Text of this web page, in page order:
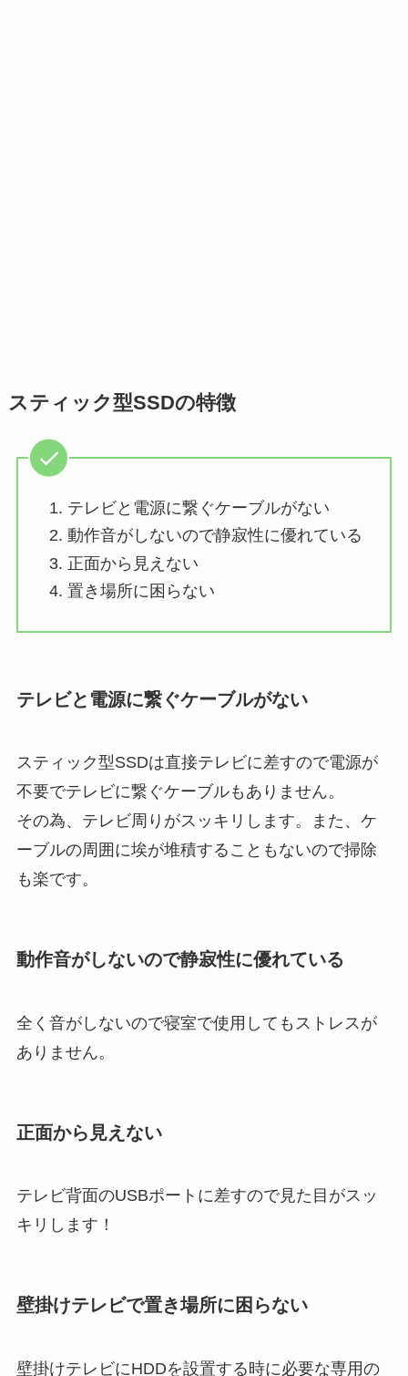
スティック型SSDの特徴
テレビと電源に繋ぐケーブルがない
動作音がしないので静寂性に優れている
正面から見えない
置き場所に困らない
テレビと電源に繋ぐケーブルがない
スティック型SSDは直接テレビに差すので電源が
不要でテレビに繋ぐケーブルもありません。
その為、テレビ周りがスッキリします。また、ケ
ーブルの周囲に埃が堆積することもないので掃除
も楽です。
動作音がしないので静寂性に優れている
全く音がしないので寝室で使用してもストレスが
ありません。
正面から見えない
テレビ背面のUSBポートに差すので見た目がスッ
キリします！
壁掛けテレビで置き場所に困らない
壁掛けテレビにHDDを設置する時に必要な専用の